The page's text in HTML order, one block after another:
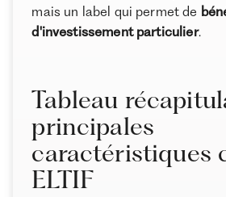
mais un label qui permet de
d'investissement particulier.
Tableau
principales
caractéristiques
ELTIF